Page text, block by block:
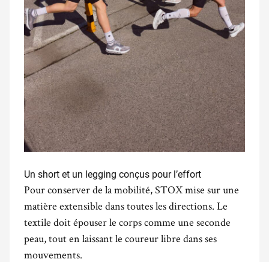
Un short et un legging conçus pour l’effort
Pour conserver de la mobilité, STOX mise sur une
matière extensible dans toutes les directions. Le
textile doit épouser le corps comme une seconde
peau, tout en laissant le coureur libre dans ses
mouvements.